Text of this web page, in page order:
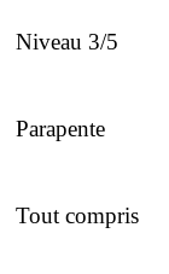
Niveau 3/5
Parapente
Tout compris